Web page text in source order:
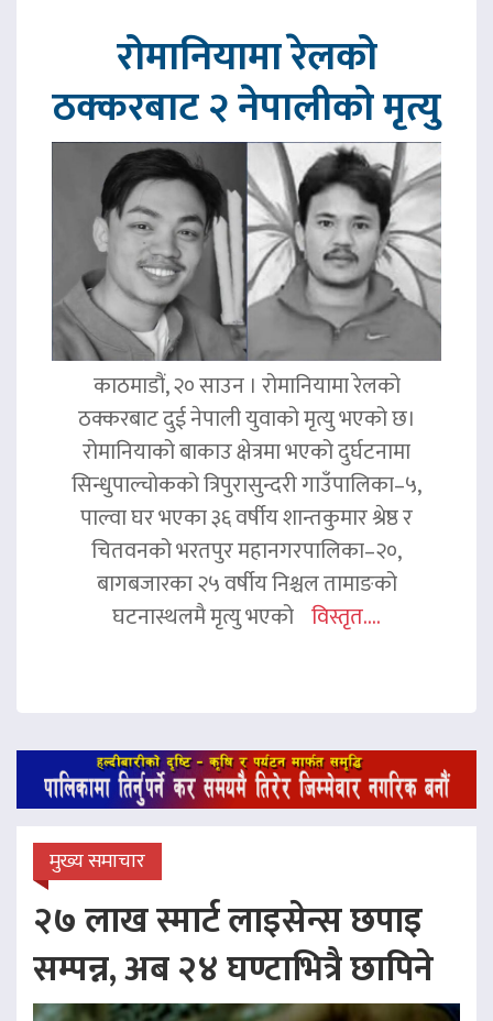
रोमानियामा रेलको
ठक्करबाट २ नेपालीको मृत्यु
काठमाडौं, २० साउन । रोमानियामा रेलको
ठक्करबाट दुई नेपाली युवाको मृत्यु भएको छ।
रोमानियाको बाकाउ क्षेत्रमा भएको दुर्घटनामा
सिन्धुपाल्चोकको त्रिपुरासुन्दरी गाउँपालिका–५,
पाल्वा घर भएका ३६ वर्षीय शान्तकुमार श्रेष्ठ र
चितवनको भरतपुर महानगरपालिका–२०,
बागबजारका २५ वर्षीय निश्चल तामाङको
घटनास्थलमै मृत्यु भएको विस्तृत....
मुख्य समाचार
२७ लाख स्मार्ट लाइसेन्स छपाइ
सम्पन्न, अब २४ घण्टाभित्रै छापिने